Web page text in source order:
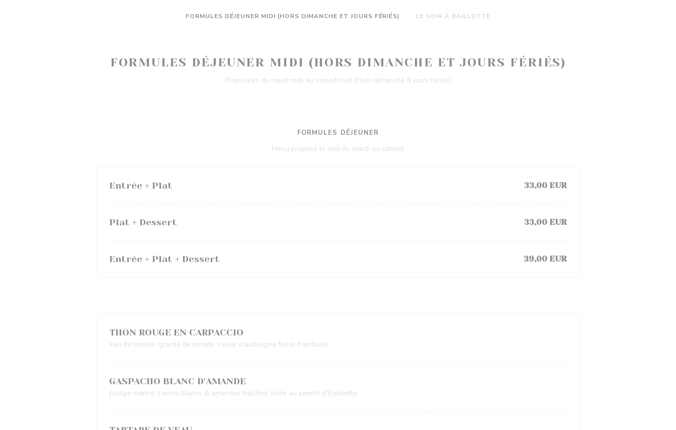
FORMULES DÉJEUNER MIDI (HORS DIMANCHE ET JOURS FÉRIÉS) LE SOIR À BAILLOTTE
FORMULES DÉJEUNER MIDI (HORS DIMANCHE ET JOURS FÉRIÉS)
Proposées du mardi midi au samedi midi (Hors dimanche & jours fériés)
FORMULES DÉJEUNER
Menu proposé le midi du mardi au samedi
Entrée + Plat 33,00 EUR
Plat + Dessert 33,00 EUR
Entrée + Plat + Dessert 39,00 EUR
THON ROUGE EN CARPACCIO
eau de tomate, granité de tomate, caviar d’aubergine fumé, framboise
GASPACHO BLANC D'AMANDE
poulpe mariné, raisins blancs & amandes fraîches, huile au piment d'Espelette